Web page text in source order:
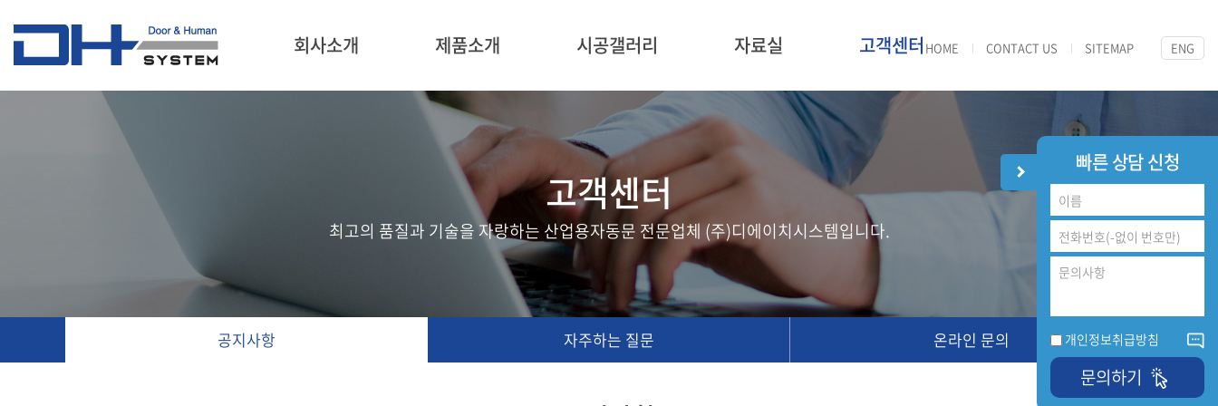
회사소개 제품소개 시공갤러리 자료실 고객센터 HOME CONTACT US SITEMAP ENG
고객센터
최고의 품질과 기술을 자랑하는 산업용자동문 전문업체 (주)디에이치시스템입니다.
공지사항 자주하는 질문 온라인 문의
빠른 상담 신청
개인정보취급방침
문의하기